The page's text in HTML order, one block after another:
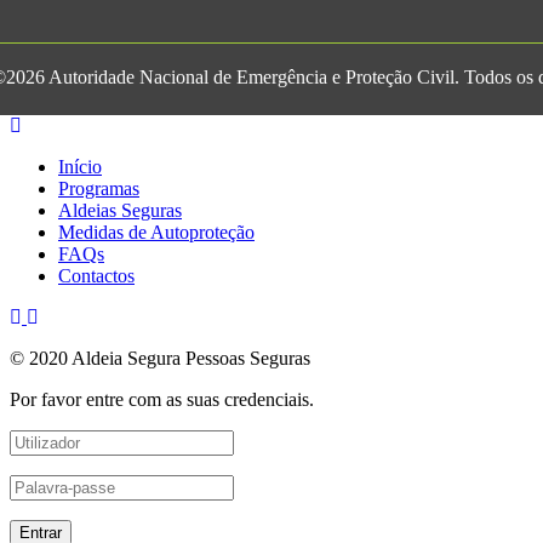
Autoridade Nacional de Emergência e Proteção Civil. Todos os
Início
Programas
Aldeias Seguras
Medidas de Autoproteção
FAQs
Contactos
© 2020 Aldeia Segura Pessoas Seguras
Por favor entre com as suas credenciais.